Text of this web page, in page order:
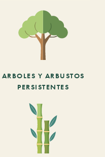
ARBOLES Y ARBUSTOS
PERSISTENTES